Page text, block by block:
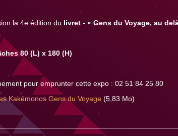
la 4e édition du livret - « Gens du Voyage, au
80 (L) x 180 (H)
pour emprunter cette expo : 02 51 84 25 80
Kakémonos Gens du Voyage (5,83 Mo)